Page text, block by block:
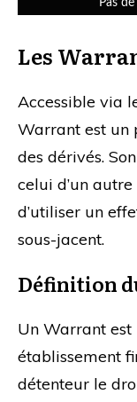
Les
Accessible via
Warrant est un
des dérivés.
celui d’un
d’utiliser un
sous-jacent.
Définition
Un Warrant
établissement
détenteur le